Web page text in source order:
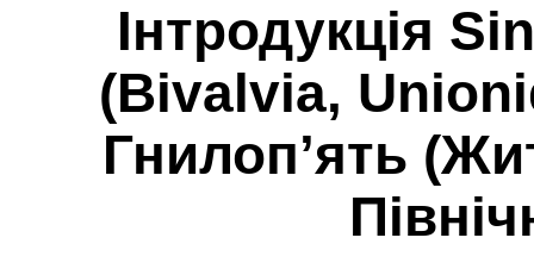
Інтродукція
(Bivalvia,
Гнилоп’ять